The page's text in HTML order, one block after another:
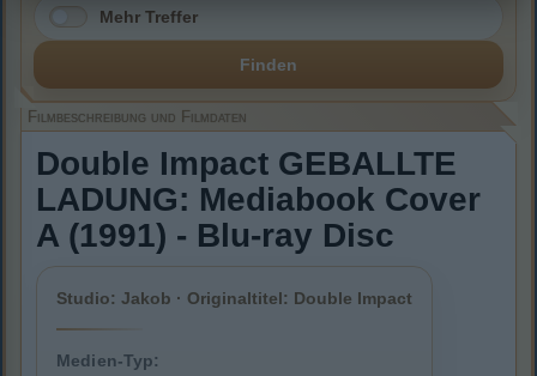
Mehr Treffer
Finden
Filmbeschreibung und Filmdaten
Double Impact GEBALLTE
LADUNG: Mediabook Cover
A (1991) - Blu-ray Disc
Studio: Jakob · Originaltitel: Double Impact
Medien-Typ: